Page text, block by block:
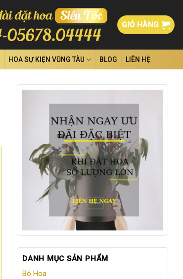
GIỎ HÀNG
HOA SỰ KIỆN VŨNG TÀU BLOG LIÊN HỆ
DANH MỤC SẢN PHẨM
Bó Hoa